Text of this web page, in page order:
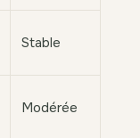
Stable
Modérée